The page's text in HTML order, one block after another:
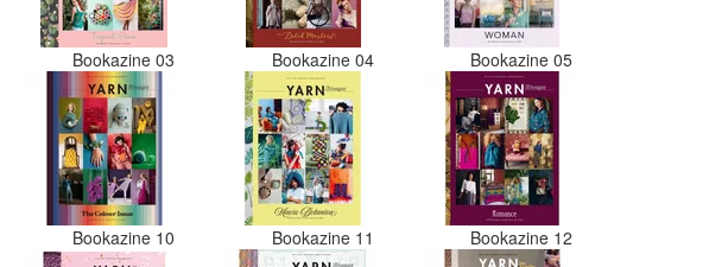
jammer. Als ik nu wil nabestellen
moet ik maar hopen dat ik de juiste
kleurcode bij de juiste bol heb
gedaan. Misschien een tip om de
kleuren apart in te pakken met een
sticker welke kleur het is?
Desondanks zou ik deze shop zeker
wel aanbevelen wat betreft de
viltwol. Goede prijs/kwaliteit
verhouding.
Bookazine 03 Bookazine 04 Bookazine 05
Bookazine 10 Bookazine 11 Bookazine 12